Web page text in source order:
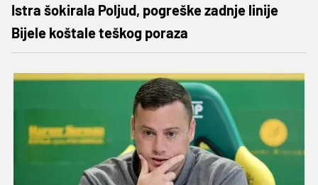
Istra šokirala Poljud, pogreške zadnje linije
Bijele koštale teškog poraza